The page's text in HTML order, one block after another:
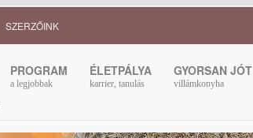
SZERZŐINK
PROGRAM
a legjobbak
ÉLETPÁLYA
karrier, tanulás
GYORSAN JÓT
villámkonyha